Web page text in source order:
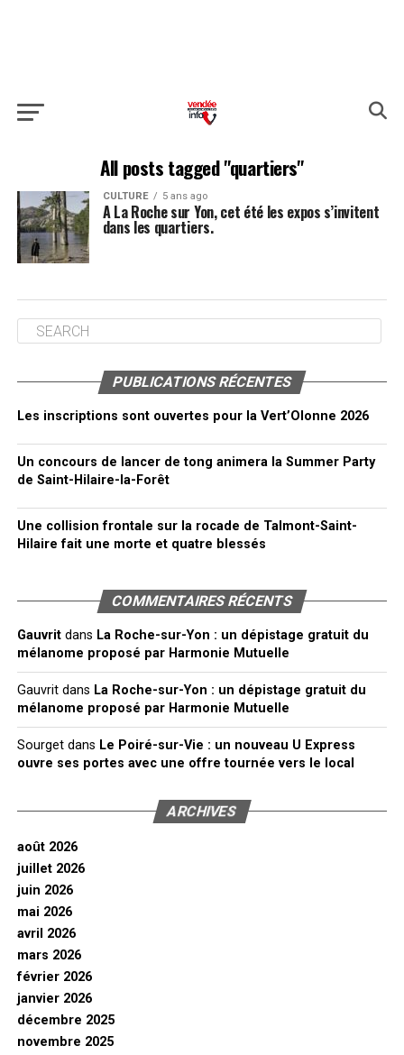
All posts tagged "quartiers"
CULTURE 5 ans ago
A La Roche sur Yon, cet été les expos s’invitent
dans les quartiers.
PUBLICATIONS RÉCENTES
Les inscriptions sont ouvertes pour la Vert’Olonne 2026
Un concours de lancer de tong animera la Summer Party
de Saint-Hilaire-la-Forêt
Une collision frontale sur la rocade de Talmont-Saint-
Hilaire fait une morte et quatre blessés
COMMENTAIRES RÉCENTS
Gauvritdans La Roche-sur-Yon : un dépistage gratuit du
mélanome proposé par Harmonie Mutuelle
Gauvritdans La Roche-sur-Yon : un dépistage gratuit du
mélanome proposé par Harmonie Mutuelle
Sourgetdans Le Poiré-sur-Vie : un nouveau U Express
ouvre ses portes avec une offre tournée vers le local
ARCHIVES
août 2026
juillet 2026
juin 2026
mai 2026
avril 2026
mars 2026
février 2026
janvier 2026
décembre 2025
novembre 2025